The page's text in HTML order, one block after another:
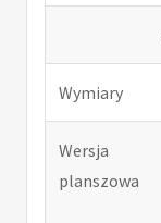
Wymiary
Wersja
planszowa